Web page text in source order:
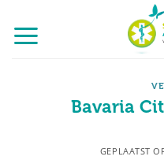
naar
inhoud
Bavaria
GEPLAATST